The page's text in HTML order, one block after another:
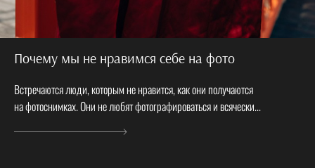
Почему мы не нравимся себе на фото
Встречаются люди, которым не нравится, как они получаются
на фотоснимках. Они не любят фотографироваться и всячески...